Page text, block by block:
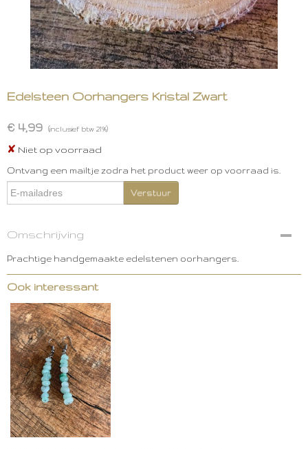
Edelsteen Oorhangers Kristal Zwart
€ 4,99 (inclusief btw 21%)
✘ Niet op voorraad
Ontvang een mailtje zodra het product weer op voorraad is.
Verstuur
Omschrijving
Prachtige handgemaakte edelstenen oorhangers.
Ook interessant